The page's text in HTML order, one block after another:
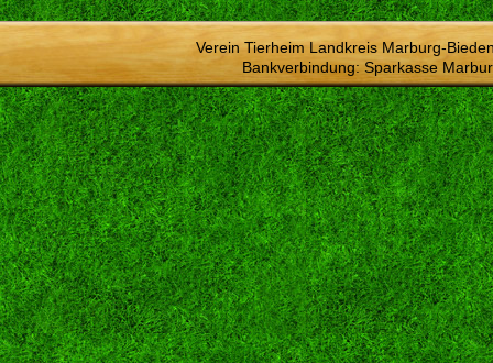
Verein Tierheim Landkreis Marburg-
Bankverbindung: Sparkasse